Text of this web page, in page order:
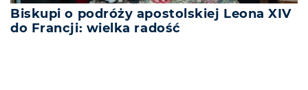
Biskupi o podróży apostolskiej Leona XIV
do Francji: wielka radość